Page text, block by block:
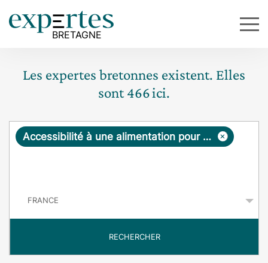
Les expertes bretonnes existent. Elles
sont466ici.
R
ê
×
Accessibilité à une alimentation pour tous
RECHERCHER